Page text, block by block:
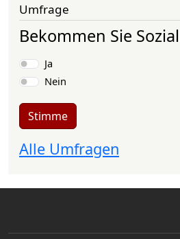
Umfrage
Bekommen Sie
Auswahlmöglichkeiten
Ja
Nein
Stimme
Alle Umfragen